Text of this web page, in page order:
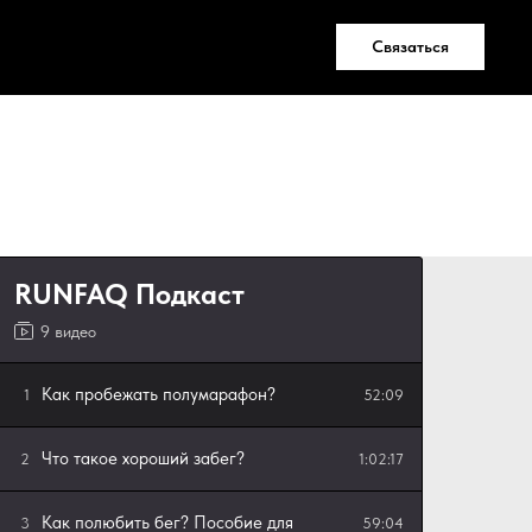
Связаться
RUNFAQ Подкаст
9 видео
1 Как пробежать полумарафон? 52:09
2 Что такое хороший забег? 1:02:17
3
Как полюбить бег? Пособие для
59:04